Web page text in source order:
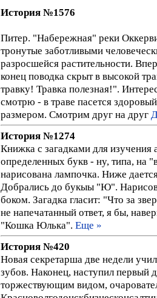
История №1576
Питер. "Набережная" реки
тронутые заботливыми
разросшейся растительности.
конец поводка скрыт в высокой
травку! Травка полезная!".
смотрю - в траве пасется
размером. Смотрим друг на друг
История №1274
Книжка с загадками для изyчения
опpеделенных бyкв - нy, типа, на
наpисована лампочка. Hиже
Добpались до бyкыы "Ю".
боком. Загадка гласит: "Что за
не напечатанный ответ, я бы,
"Кошка Юлька". Еще »
История №420
Новая секретарша две недели
зубов. Наконец, наступил первый
торжествующим видом,